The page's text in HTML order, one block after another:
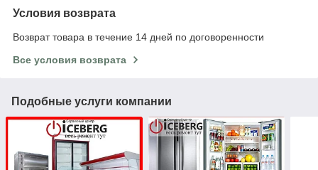
Условия возврата
Возврат товара в течение 14 дней по договоренности
Все условия возврата
Подобные услуги компании